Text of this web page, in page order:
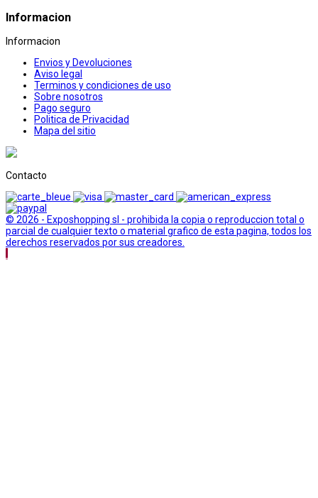
Informacion
Informacion
Envios y Devoluciones
Aviso legal
Terminos y condiciones de uso
Sobre nosotros
Pago seguro
Politica de Privacidad
Mapa del sitio
Contacto
© 2026 - Exposhopping sl - prohibida la copia o reproduccion total o
parcial de cualquier texto o material grafico de esta pagina, todos los
derechos reservados por sus creadores.